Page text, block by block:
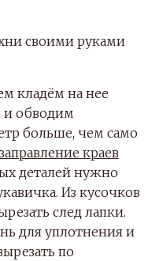
кладём на нее
и обводим
больше, чем само
краев
деталей нужно
Из кусочков
след лапки.
для уплотнения и
по